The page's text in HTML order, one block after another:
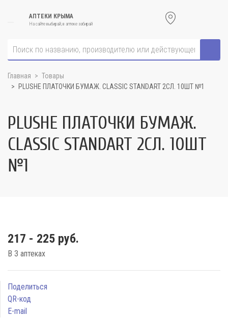
АПТЕКИ КРЫМА
На сайте выбирай, в аптеке забирай
Главная
Товары
PLUSHE ПЛАТОЧКИ БУМАЖ. CLASSIC STANDART 2СЛ. 10ШТ №1
PLUSHE ПЛАТОЧКИ БУМАЖ.
CLASSIC STANDART 2СЛ. 10ШТ
№1
217 - 225 руб.
В 3 аптеках
Поделиться
QR-код
E-mail